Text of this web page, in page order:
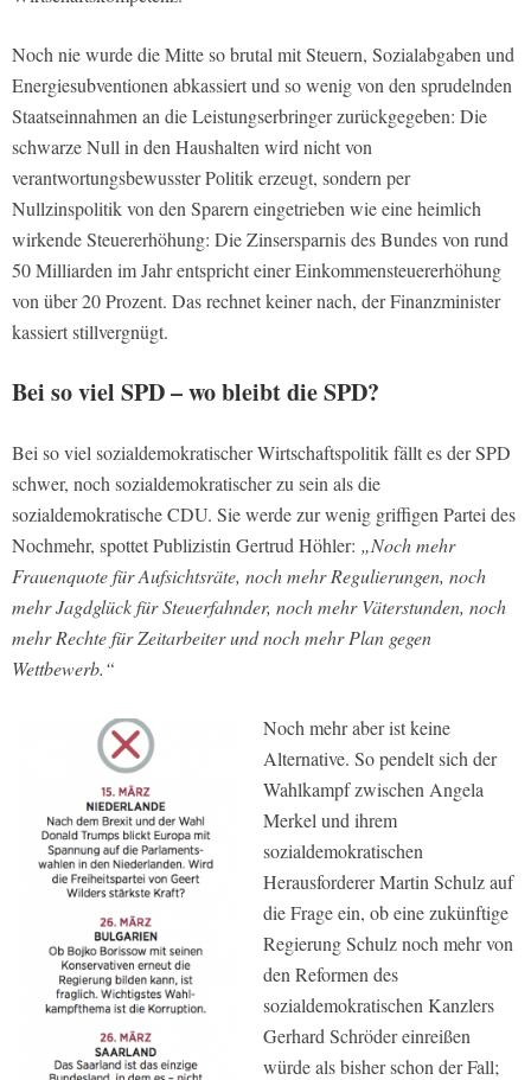
Noch nie wurde die Mitte so brutal mit Steuern, Sozialabgaben und
Energiesubventionen abkassiert und so wenig von den sprudelnden
Staatseinnahmen an die Leistungserbringer zurückgegeben: Die
schwarze Null in den Haushalten wird nicht von
verantwortungsbewusster Politik erzeugt, sondern per
Nullzinspolitik von den Sparern eingetrieben wie eine heimlich
wirkende Steuererhöhung: Die Zinsersparnis des Bundes von rund
50 Milliarden im Jahr entspricht einer Einkommensteuererhöhung
von über 20 Prozent. Das rechnet keiner nach, der Finanzminister
kassiert stillvergnügt.
Bei so viel SPD – wo bleibt die SPD?
Bei so viel sozialdemokratischer Wirtschaftspolitik fällt es der SPD
schwer, noch sozialdemokratischer zu sein als die
sozialdemokratische CDU. Sie werde zur wenig griffigen Partei des
Nochmehr, spottet Publizistin Gertrud Höhler: „Noch mehr
Frauenquote für Aufsichtsräte, noch mehr Regulierungen, noch
mehr Jagdglück für Steuerfahnder, noch mehr Väterstunden, noch
mehr Rechte für Zeitarbeiter und noch mehr Plan gegen
Wettbewerb.“
Noch mehr aber ist keine
Alternative. So pendelt sich der
Wahlkampf zwischen Angela
Merkel und ihrem
sozialdemokratischen
Herausforderer Martin Schulz auf
die Frage ein, ob eine zukünftige
Regierung Schulz noch mehr von
den Reformen des
sozialdemokratischen Kanzlers
Gerhard Schröder einreißen
würde als bisher schon der Fall;